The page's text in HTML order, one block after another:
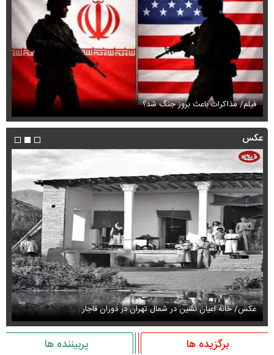
فیلم/ مذاکرات باعث بروز جنگ شد؟
عکس
عکس/ خانه اعیان نشین در شمال تهران در دوران قاجار
برگزیده ها پربیننده ها